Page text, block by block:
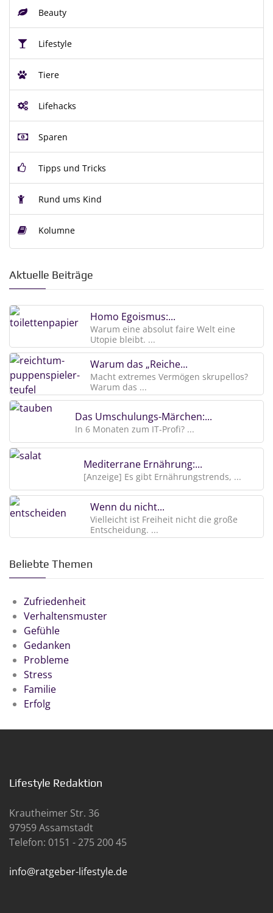
Beauty
Lifestyle
Tiere
Lifehacks
Sparen
Tipps und Tricks
Rund ums Kind
Kolumne
Aktuelle Beiträge
Homo Egoismus:...
Warum eine absolut faire Welt eine
Utopie bleibt. ...
Warum das „Reiche...
Macht extremes Vermögen skrupellos?
Warum das ...
Das Umschulungs-Märchen:...
In 6 Monaten zum IT-Profi? ...
Mediterrane Ernährung:...
[Anzeige] Es gibt Ernährungstrends, ...
Wenn du nicht...
Vielleicht ist Freiheit nicht die große
Entscheidung. ...
Beliebte Themen
Zufriedenheit
Verhaltensmuster
Gefühle
Gedanken
Probleme
Stress
Familie
Erfolg
Lifestyle Redaktion
Krautheimer Str. 36
97959 Assamstadt
Telefon: 0151 - 275 200 45
info@ratgeber-lifestyle.de